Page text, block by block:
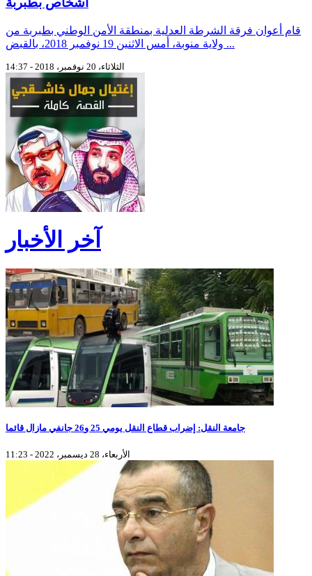
قام أعوان فرقة الشرطة العدلية بمنطقة الأمن الوطني بطبربة من
ولاية منوبة، أمس الاثنين 19 نوفمبر 2018، بالقبض ...
الثلاثاء، 20 نوفمبر، 2018 - 14:37
آخر الأخبار
جامعة النقل: إضراب قطاع النقل يومي 25 و26 جانفي مازال قائما
الأربعاء، 28 ديسمبر، 2022 - 11:23